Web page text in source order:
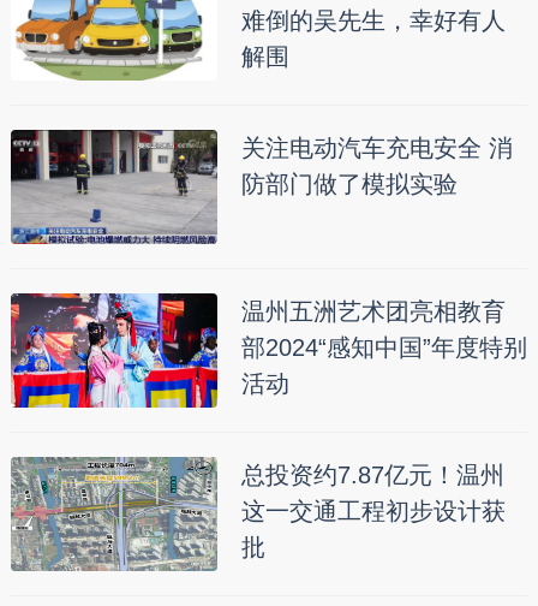
难倒的吴先生，幸好有人
解围
关注电动汽车充电安全 消
防部门做了模拟实验
温州五洲艺术团亮相教育
部2024“感知中国”年度特别
活动
总投资约7.87亿元！温州
这一交通工程初步设计获
批